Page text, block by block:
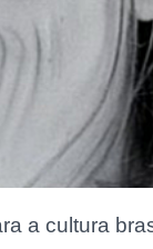
a cultura